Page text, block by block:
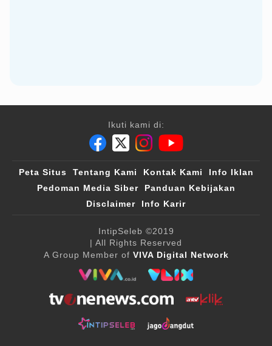
Ikuti kami di:
Peta Situs Tentang Kami Kontak Kami
Info Iklan
Pedoman Media Siber
Panduan Kebijakan
Disclaimer
Info Karir
IntipSeleb ©2019
| All Rights Reserved
A Group Member of VIVA Digital Network